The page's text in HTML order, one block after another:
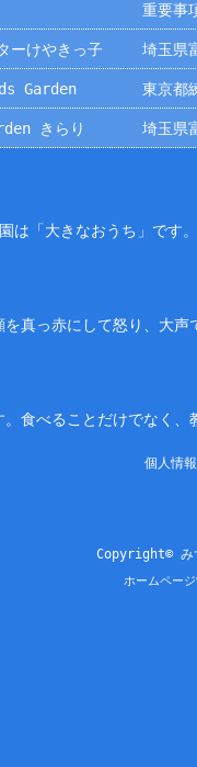
重要事
ーけやきっ子 埼玉県
Garden 東京都
きらり 埼玉県
は「大きなおうち」です
真っ赤にして怒り、大
。食べることだけでなく
個人情
Copyright© み
ホームペー